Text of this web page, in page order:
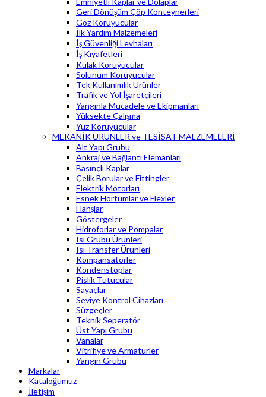
Geri Dönüşüm Çöp Konteynerleri
Göz Koruyucular
İlk Yardım Malzemeleri
İş Güvenliği Levhaları
İş Kıyafetleri
Kulak Koruyucular
Solunum Koruyucular
Tek Kullanımlık Ürünler
Trafik ve Yol İşaretçileri
Yangınla Mücadele ve Ekipmanları
Yüksekte Çalışma
Yüz Koruyucular
MEKANİK ÜRÜNLER ve TESİSAT MALZEMELERİ
Alt Yapı Grubu
Ankraj ve Bağlantı Elemanları
Basınçlı Kaplar
Çelik Borular ve Fittingler
Elektrik Motorları
Esnek Hortumlar ve Flexler
Flanşlar
Göstergeler
Hidroforlar ve Pompalar
Isı Grubu Ürünleri
Isı Transfer Ürünleri
Kompansatörler
Kondenstoplar
Pislik Tutucular
Sayaçlar
Seviye Kontrol Cihazları
Süzgeçler
Teknik Seperatör
Üst Yapı Grubu
Vanalar
Vitrifiye ve Armatürler
Yangın Grubu
Markalar
Kataloğumuz
İletişim